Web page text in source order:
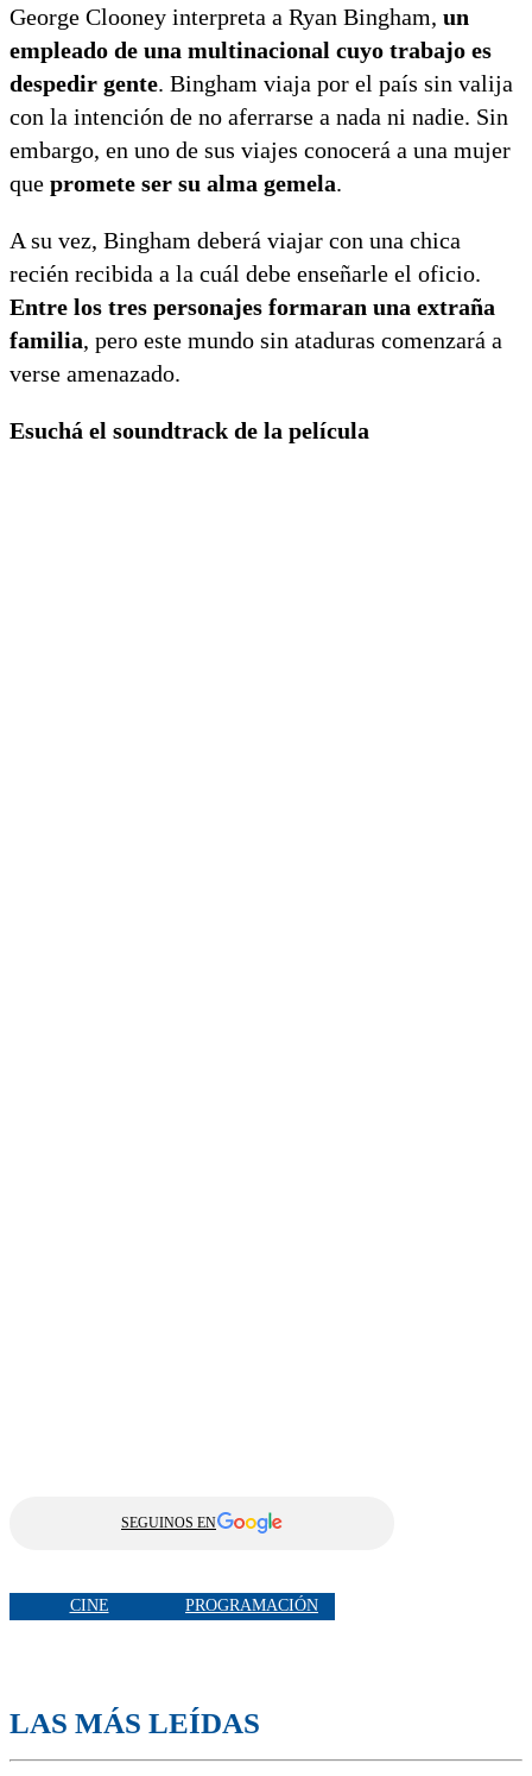
George Clooney interpreta a Ryan Bingham, un
empleado de una multinacional cuyo trabajo es
despedir gente. Bingham viaja por el país sin valija
con la intención de no aferrarse a nada ni nadie. Sin
embargo, en uno de sus viajes conocerá a una mujer
que promete ser su alma gemela.
A su vez, Bingham deberá viajar con una chica
recién recibida a la cuál debe enseñarle el oficio.
Entre los tres personajes formaran una extraña
familia, pero este mundo sin ataduras comenzará a
verse amenazado.
Esuchá el soundtrack de la película
SEGUINOS EN
CINE PROGRAMACIÓN
LAS MÁS LEÍDAS